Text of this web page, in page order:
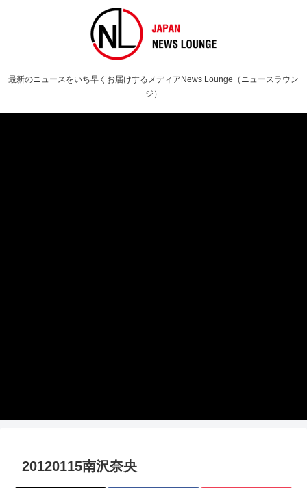
最新のニュースをいち早くお届けするメディアNews Lounge（ニュースラウン
ジ）
20120115南沢奈央